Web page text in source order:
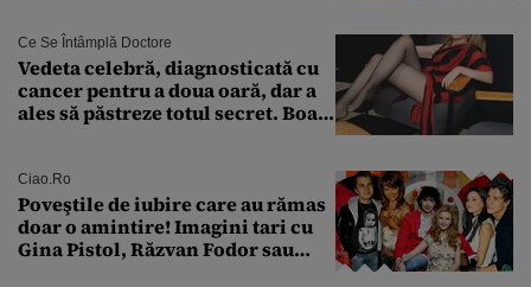
Ce Se Întâmplă Doctore
Vedeta celebră, diagnosticată cu
cancer pentru a doua oară, dar a
ales să păstreze totul secret. Boala
Ciao.ro
Poveştile de iubire care au rămas
doar o amintire! Imagini tari cu
Gina Pistol, Răzvan Fodor sau